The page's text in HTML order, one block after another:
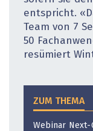
entspricht.
Team von 7
50
resümiert
ZUM THEMA
Webinar Next-